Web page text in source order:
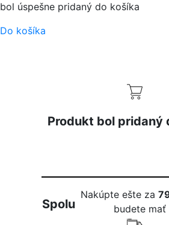
bol úspešne pridaný do košíka
Do košíka
Produkt bol pridaný
Spolu
Nakúpte ešte za
budete mať